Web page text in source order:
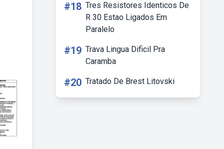
#18 Tres Resistores Identicos De
R 30 Estao Ligados Em
Paralelo
#19 Trava Lingua Dificil Pra
Caramba
#20 Tratado De Brest Litovski